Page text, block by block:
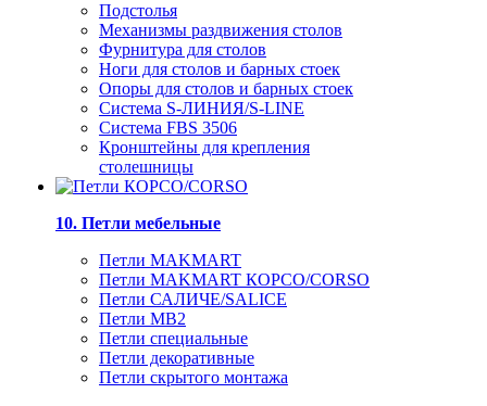
Подстолья
Механизмы раздвижения столов
Фурнитура для столов
Ноги для столов и барных стоек
Опоры для столов и барных стоек
Система S-ЛИНИЯ/S-LINE
Система FBS 3506
Кронштейны для крепления
столешницы
10. Петли мебельные
Петли MAKMART
Петли MAKMART КОРСО/CORSO
Петли САЛИЧЕ/SALICE
Петли MB2
Петли специальные
Петли декоративные
Петли скрытого монтажа